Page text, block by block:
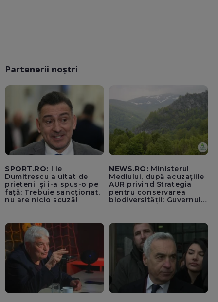
Partenerii noștri
SPORT.RO: Ilie
Dumitrescu a uitat de
prietenii și i-a spus-o pe
față: Trebuie sancționat,
nu are nicio scuză!
NEWS.RO: Ministerul
Mediului, după acuzațiile
AUR privind Strategia
pentru conservarea
biodiversității: Guvernul a
500.000 de lei/ Costul
total - 373.600 de lei a
acoperit întregul studiu
tehnic, structurat în opt
activită